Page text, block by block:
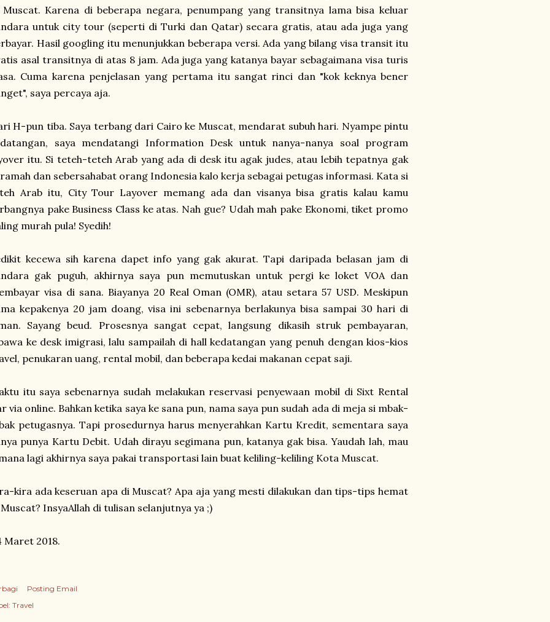
Karena di beberapa negara, penumpang yang transitnya lama bisa keluar
untuk city tour (seperti di Turki dan Qatar) secara gratis, atau ada juga yang
Hasil googling itu menunjukkan beberapa versi. Ada yang bilang visa transit itu
asal transitnya di atas 8 jam. Ada juga yang katanya bayar sebagaimana visa turis
Cuma karena penjelasan yang pertama itu sangat rinci dan "kok keknya bener
saya percaya aja.
H-pun tiba. Saya terbang dari Cairo ke Muscat, mendarat subuh hari. Nyampe pintu
saya mendatangi Information Desk untuk nanya-nanya soal program
itu. Si teteh-teteh Arab yang ada di desk itu agak judes, atau lebih tepatnya gak
dan sebersahabat orang Indonesia kalo kerja sebagai petugas informasi. Kata si
Arab itu, City Tour Layover memang ada dan visanya bisa gratis kalau kamu
pake Business Class ke atas. Nah gue? Udah mah pake Ekonomi, tiket promo
murah pula! Syedih!
kecewa sih karena dapet info yang gak akurat. Tapi daripada belasan jam di
gak puguh, akhirnya saya pun memutuskan untuk pergi ke loket VOA dan
visa di sana. Biayanya 20 Real Oman (OMR), atau setara 57 USD. Meskipun
kepakenya 20 jam doang, visa ini sebenarnya berlakunya bisa sampai 30 hari di
Sayang beud. Prosesnya sangat cepat, langsung dikasih struk pembayaran,
ke desk imigrasi, lalu sampailah di hall kedatangan yang penuh dengan kios-kios
penukaran uang, rental mobil, dan beberapa kedai makanan cepat saji.
itu saya sebenarnya sudah melakukan reservasi penyewaan mobil di Sixt Rental
via online. Bahkan ketika saya ke sana pun, nama saya pun sudah ada di meja si mbak-
petugasnya. Tapi prosedurnya harus menyerahkan Kartu Kredit, sementara saya
punya Kartu Debit. Udah dirayu segimana pun, katanya gak bisa. Yaudah lah, mau
lagi akhirnya saya pakai transportasi lain buat keliling-keliling Kota Muscat.
kira ada keseruan apa di Muscat? Apa aja yang mesti dilakukan dan tips-tips hemat
InsyaAllah di tulisan selanjutnya ya ;)
Maret 2018.
Posting Email
Travel